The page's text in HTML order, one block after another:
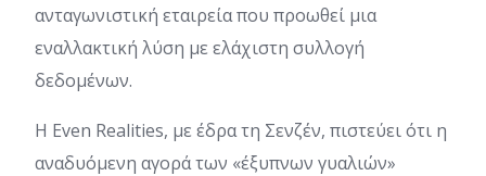
ανταγωνιστική εταιρεία που προωθεί μια
εναλλακτική λύση με ελάχιστη συλλογή
δεδομένων.
Η Even Realities, με έδρα τη Σενζέν, πιστεύει ότι η
αναδυόμενη αγορά των «έξυπνων γυαλιών»